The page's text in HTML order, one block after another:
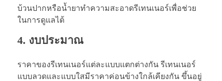
บ้วนปากหรือน้ำยาทำความสะอาดรีเทนเนอร์เพื่อช่วย
ในการดูแลได้
4. งบประมาณ
ราคาของรีเทนเนอร์แต่ละแบบแตกต่างกัน รีเทนเนอร์
แบบลวดและแบบใสมีราคาค่อนข้างใกล้เคียงกัน ขึ้นอยู่